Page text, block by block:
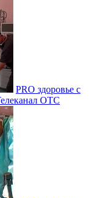
PRO здоровье с
ОТС